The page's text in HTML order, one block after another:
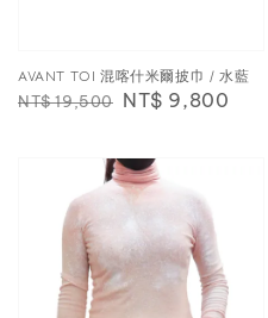
AVANT TOI 混喀什米爾披巾 / 水藍
Regular
NT$ 19,500 Sale
NT$ 9,800